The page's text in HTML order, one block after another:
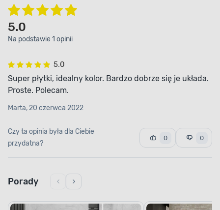
5.0
Na podstawie 1 opinii
5.0
Super płytki, idealny kolor. Bardzo dobrze się je układa.
Proste. Polecam.
Marta, 20 czerwca 2022
Czy ta opinia była dla Ciebie
przydatna?
0 0
Porady